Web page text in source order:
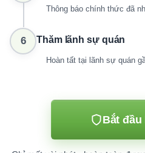
Thông báo chính thức đã
6 Thăm lãnh sự quán
Hoàn tất tại lãnh sự quán
Bắt